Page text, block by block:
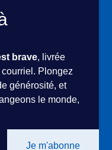
brave, livrée
Plongez
générosité, et
le monde,
Je m'abonne